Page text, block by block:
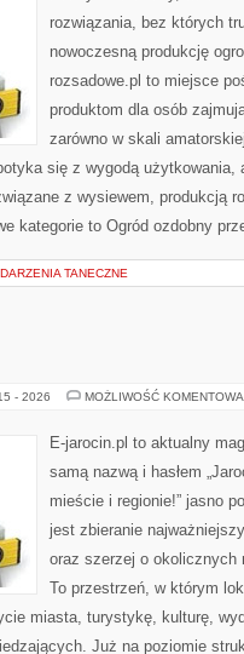
rozwiązania, bez których
nowoczesną produkcję
rozsadowe.pl to miejsce
produktom dla osób
zarówno w skali
się z wygodą użytkowania,
z wysiewem, produkcją
kategorie to Ogród ozdobny
TANECZNE
- 2026 MOŻLIWOŚĆ
E-jarocin.pl to aktualny
samą nazwą i hasłem
mieście i regionie!” jasno
jest zbieranie
oraz szerzej o okolicznych
To przestrzeń, w którym
miasta, turystykę, kulturę,
Już na poziomie